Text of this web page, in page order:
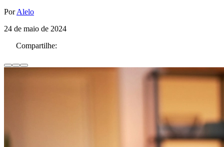
PorAlelo
24 de maio de 2024
Compartilhe: